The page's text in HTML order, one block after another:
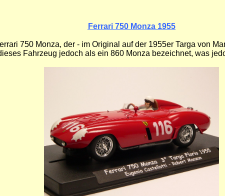
Ferrari 750 Monza 1955
750 Monza, der - im Original auf der 1955er Targa von
Fahrzeug jedoch als ein 860 Monza bezeichnet, was